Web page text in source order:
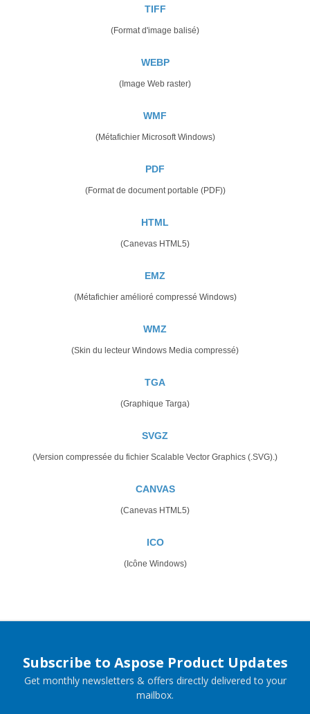
TIFF
(Format d'image balisé)
WEBP
(Image Web raster)
WMF
(Métafichier Microsoft Windows)
PDF
(Format de document portable (PDF))
HTML
(Canevas HTML5)
EMZ
(Métafichier amélioré compressé Windows)
WMZ
(Skin du lecteur Windows Media compressé)
TGA
(Graphique Targa)
SVGZ
(Version compressée du fichier Scalable Vector Graphics (.SVG).)
CANVAS
(Canevas HTML5)
ICO
(Icône Windows)
Subscribe to Aspose Product Updates
Get monthly newsletters & offers directly delivered to your
mailbox.